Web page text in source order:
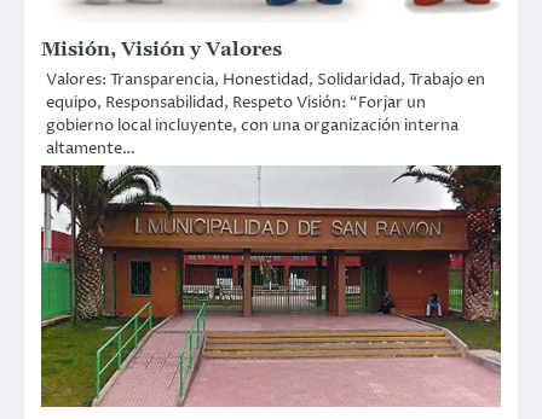
Misión, Visión y Valores
Valores: Transparencia, Honestidad, Solidaridad, Trabajo en
equipo, Responsabilidad, Respeto Visión: “Forjar un
gobierno local incluyente, con una organización interna
altamente…